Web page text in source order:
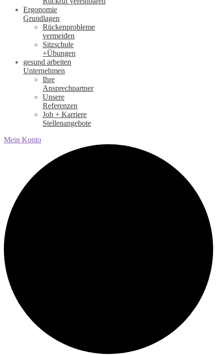
Ergonomie
Grundlagen
Rückenprobleme
vermeiden
Sitzschule
+Übungen
gesund arbeiten
Unternehmen
Ihre
Ansprechpartner
Unsere
Referenzen
Job + Karriere
Stellenangebote
Mein Konto